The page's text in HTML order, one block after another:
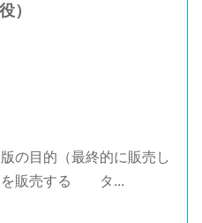
）
の目的（最終的に販売し
を販売する タ...